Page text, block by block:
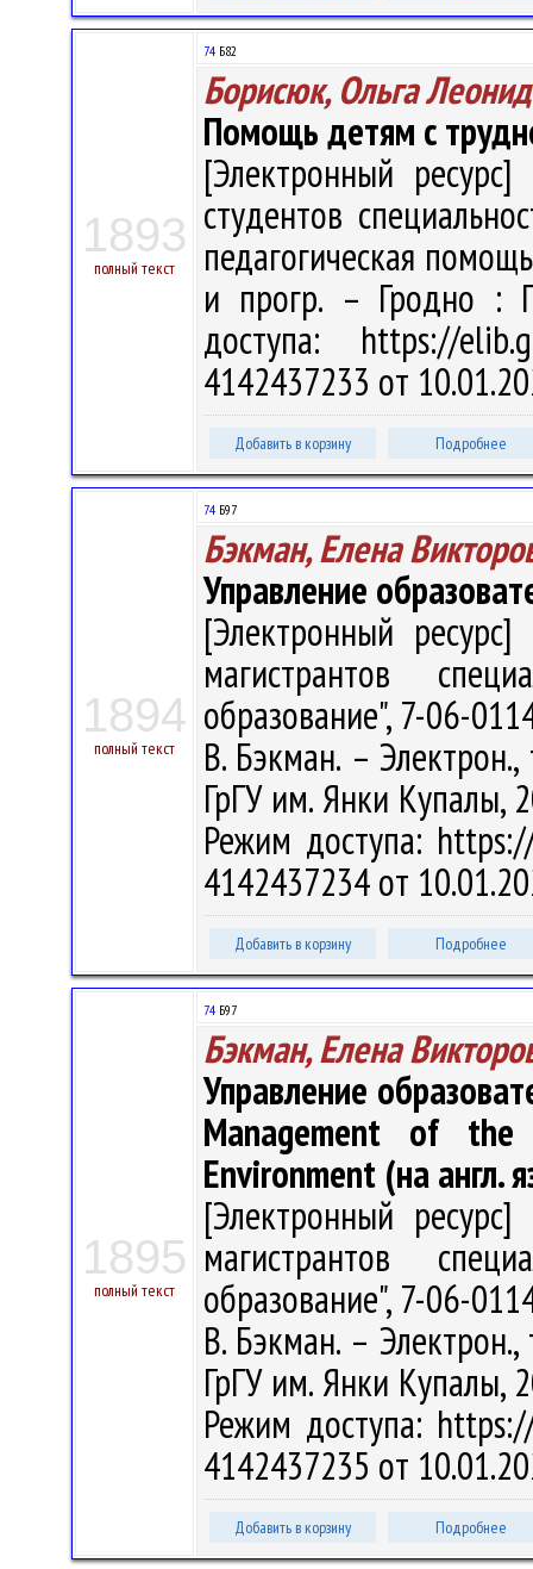
1893
полный текст
74 Б82
Борисюк, Ольга
Помощь детям с
[Электронный
студентов
педагогическая
и прогр. – Гродно :
доступа: https://
4142437233 от
Добавить в корзину Подробнее
1894
полный текст
74 Б97
Бэкман, Елена
Управление
[Электронный
магистрантов
образование", 7-06-
В. Бэкман. –
ГрГУ им. Янки Купалы,
Режим доступа:
4142437234 от
Добавить в корзину Подробнее
1895
полный текст
74 Б97
Бэкман, Елена
Управление
Management of
Environment (на англ.
[Электронный
магистрантов
образование", 7-06-
В. Бэкман. –
ГрГУ им. Янки Купалы,
Режим доступа:
4142437235 от
Добавить в корзину Подробнее